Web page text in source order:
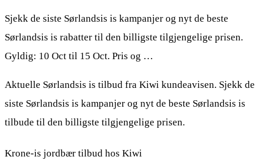
Sjekk de siste Sørlandsis is kampanjer og nyt de beste
Sørlandsis is rabatter til den billigste tilgjengelige prisen.
Gyldig: 10 Oct til 15 Oct. Pris og …
Aktuelle Sørlandsis is tilbud fra Kiwi kundeavisen. Sjekk de
siste Sørlandsis is kampanjer og nyt de beste Sørlandsis is
tilbude til den billigste tilgjengelige prisen.
Krone-is jordbær tilbud hos Kiwi